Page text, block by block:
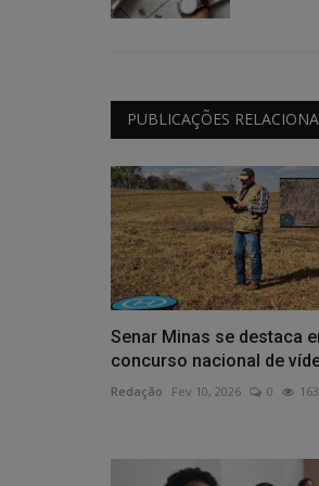
PUBLICAÇÕES
Senar Minas se destaca
concurso nacional de
Redação Fev 10, 2026 0 163
Jogos
do Mundo
Redação Folha do Povo
jogo, esportes, copa,